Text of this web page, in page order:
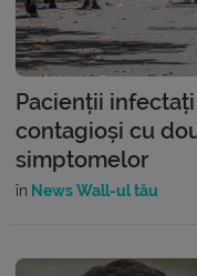
Pacienții
contagioși cu
simptomelor
în News Wall-ul tău